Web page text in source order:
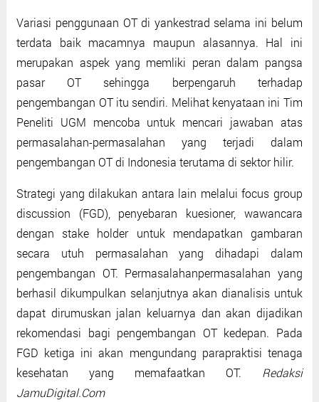
Variasi penggunaan OT di yankestrad selama ini belum
terdata baik macamnya maupun alasannya. Hal ini
merupakan aspek yang memliki peran dalam pangsa
pasar OT sehingga berpengaruh terhadap
pengembangan OT itu sendiri. Melihat kenyataan ini Tim
Peneliti UGM mencoba untuk mencari jawaban atas
permasalahan-permasalahan yang terjadi dalam
pengembangan OT di Indonesia terutama di sektor hilir.
Strategi yang dilakukan antara lain melalui focus group
discussion (FGD), penyebaran kuesioner, wawancara
dengan stake holder untuk mendapatkan gambaran
secara utuh permasalahan yang dihadapi dalam
pengembangan OT. Permasalahanpermasalahan yang
berhasil dikumpulkan selanjutnya akan dianalisis untuk
dapat dirumuskan jalan keluarnya dan akan dijadikan
rekomendasi bagi pengembangan OT kedepan. Pada
FGD ketiga ini akan mengundang parapraktisi tenaga
kesehatan yang memafaatkan OT. Redaksi
JamuDigital.Com